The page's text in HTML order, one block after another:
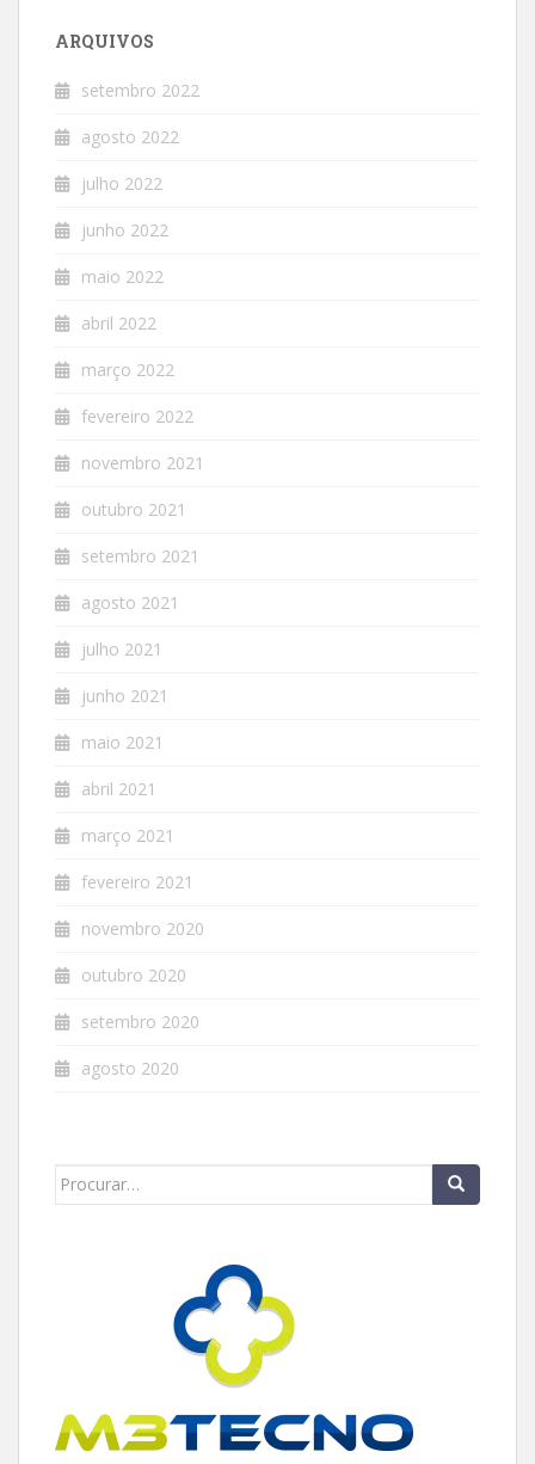
ARQUIVOS
setembro 2022
agosto 2022
julho 2022
junho 2022
maio 2022
abril 2022
março 2022
fevereiro 2022
novembro 2021
outubro 2021
setembro 2021
agosto 2021
julho 2021
junho 2021
maio 2021
abril 2021
março 2021
fevereiro 2021
novembro 2020
outubro 2020
setembro 2020
agosto 2020